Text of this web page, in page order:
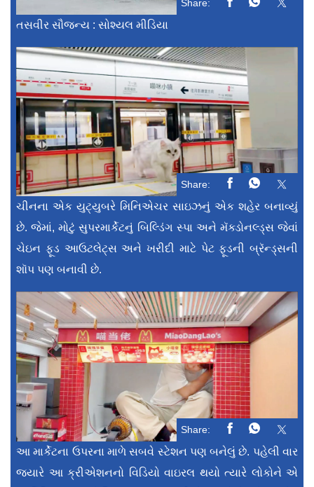
Share:
તસવીર સૌજન્ય : સોશ્યલ મીડિયા
Share:
ચીનના એક યુટ્યુબરે મિનિએચર સાઇઝનું એક શહેર બનાવ્યું
છે. જેમાં, મોટું સુપરમાર્કેટનું બિલ્ડિંગ સ્પા અને મૅક્ડોનલ્ડ્સ જેવાં
ચેઇન ફૂડ આઉટલેટ્સ અને ખરીદી માટે પેટ ફૂડની બ્રૅન્ડ્સની
શૉપ પણ બનાવી છે.
Share:
આ માર્કેટના ઉપરના માળે સબવે સ્ટેશન પણ બનેલું છે. પહેલી વાર
જ્યારે આ ક્રીએશનનો વિડિયો વાઇરલ થયો ત્યારે લોકોને એ